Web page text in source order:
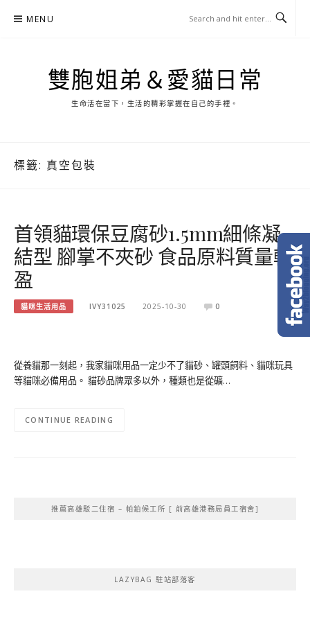
MENU
雙胞姐弟＆愛貓日常
生命活在當下，生活的精彩掌握在自己的手裡。
標籤: 真空包裝
首領貓環保豆腐砂1.5mm細條凝
結型 腳掌不夾砂 食品原料質量輕
盈
貓咪生活用品 IVY31025 2025-10-30 0
從養貓那一刻起，我家貓咪用品一定少不了貓砂、罐頭飼料、貓咪玩具
等貓咪必備用品。 貓砂品牌眾多以外，種類也是從礦…
CONTINUE READING
推薦高雄駁二住宿 – 帕鉑候工所 [ 前高雄港務局員工宿舍]
LAZYBAG 駐站部落客